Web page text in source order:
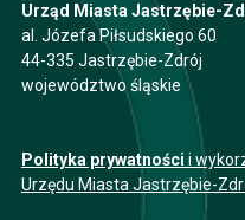
Urząd Miasta Jastrzębie-
al. Józefa Piłsudskiego 60
44-335 Jastrzębie-Zdrój
województwo śląskie
Polityka prywatności i
Urzędu Miasta Jastrzębie-